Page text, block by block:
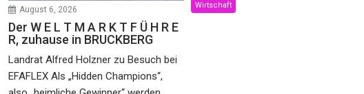
August 6, 2026
Der W E L T M A R K T F Ü H R E
R, zuhause in BRUCKBERG
Landrat Alfred Holzner zu Besuch bei
EFAFLEX Als „Hidden Champions“,
Wirtschaft